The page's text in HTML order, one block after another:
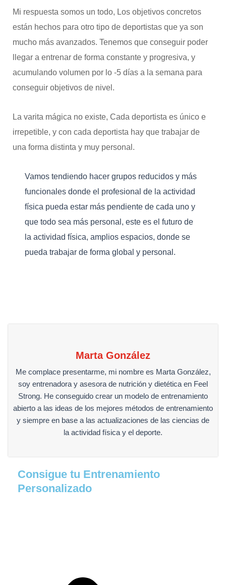
Mi respuesta somos un todo, Los objetivos concretos
están hechos para otro tipo de deportistas que ya son
mucho más avanzados. Tenemos que conseguir poder
llegar a entrenar de forma constante y progresiva, y
acumulando volumen por lo -5 días a la semana para
conseguir objetivos de nivel.
La varita mágica no existe, Cada deportista es único e
irrepetible, y con cada deportista hay que trabajar de
una forma distinta y muy personal.
Vamos tendiendo hacer grupos reducidos y más
funcionales donde el profesional de la actividad
física pueda estar más pendiente de cada uno y
que todo sea más personal, este es el futuro de
la actividad física, amplios espacios, donde se
pueda trabajar de forma global y personal.
Marta González
Me complace presentarme, mi nombre es Marta González,
soy entrenadora y asesora de nutrición y dietética en Feel
Strong. He conseguido crear un modelo de entrenamiento
abierto a las ideas de los mejores métodos de entrenamiento
y siempre en base a las actualizaciones de las ciencias de
la actividad física y el deporte.
Consigue tu Entrenamiento
Personalizado